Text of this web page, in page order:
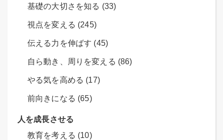
基礎の大切さを知る (33)
視点を変える (245)
伝える力を伸ばす (45)
自ら動き、周りを変える (86)
やる気を高める (17)
前向きになる (65)
人を成長させる
教育を考える (10)